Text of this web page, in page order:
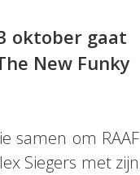
oktober gaat
New Funky
samen om RAAF
Siegers met zijn